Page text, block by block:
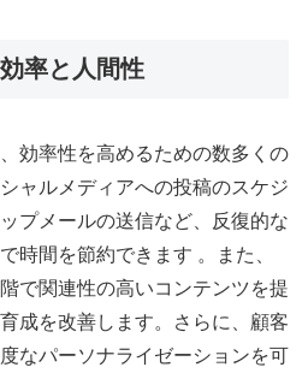
率と人間性
効率性を高めるための数多くの
ャルメディアへの投稿のスケジ
プメールの送信など、反復的な
時間を節約できます 。また、
で関連性の高いコンテンツを提
成を改善します。さらに、顧客
なパーソナライゼーションを可